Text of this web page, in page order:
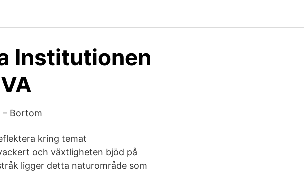
Institutionen
– Bortom
kring temat
och växtligheten bjöd på
ligger detta naturområde som